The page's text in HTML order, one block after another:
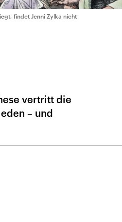
findet Jenni Zylka nicht
vertritt die
– und